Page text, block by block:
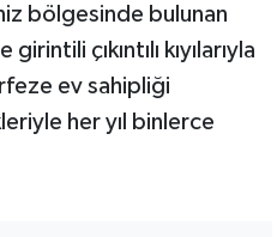
bölgesinde bulunan
çıkıntılı kıyılarıyla
ev sahipliği
her yıl binlerce